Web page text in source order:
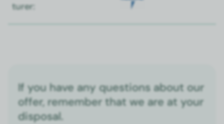
tur­er:
If you have any questions about our
offer, remember that we are at your
disposal.